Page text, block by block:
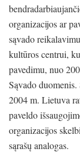
organizacijos ar
sąvado
kultūros centrui,
pavedimu, nuo
Sąvado
2004 m. Lietuva
paveldo
organizacijos
sąrašų analogas.